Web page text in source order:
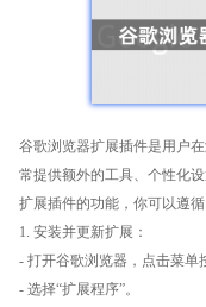
谷歌浏览器扩展插件是用户
常提供额外的工具、个性化
扩展插件的功能，你可以遵循
1. 安装并更新扩展：
- 打开谷歌浏览器，点击菜单
- 选择“扩展程序”。